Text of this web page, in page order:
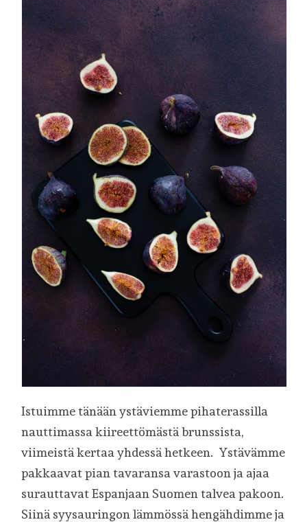
Istuimme tänään ystäviemme pihaterassilla
nauttimassa kiireettömästä brunssista,
viimeistä kertaa yhdessä hetkeen. Ystävämme
pakkaavat pian tavaransa varastoon ja ajaa
surauttavat Espanjaan Suomen talvea pakoon.
Siinä syysauringon lämmössä hengähdimme ja